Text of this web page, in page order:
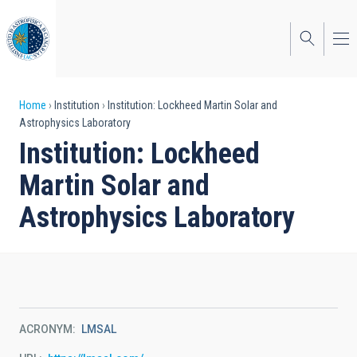
to
main
content
Breadcrumb
Home Institution
Institution: Lockheed Martin Solar and
Astrophysics Laboratory
Institution: Lockheed
Martin Solar and
Astrophysics Laboratory
ACRONYM LMSAL